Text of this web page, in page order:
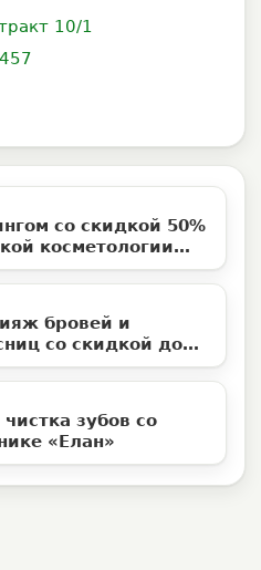
10/1
со скидкой 50%
косметологии
бровей и
со скидкой до
зубов со
«Елан»